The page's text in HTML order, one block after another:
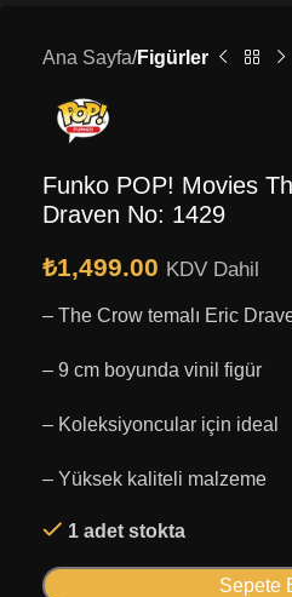
Ana Sayfa Figürler
Funko POP! Movies
Draven No: 1429
₺1,499.00 KDV Dahil
– The Crow temalı Eric
– 9 cm boyunda vinil figür
– Koleksiyoncular için ideal
– Yüksek kaliteli malzeme
1 adet stokta
Sepete